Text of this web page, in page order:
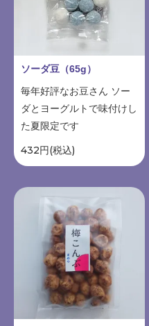
ソーダ豆（65g）
毎年好評なお豆さん ソー
ダとヨーグルトで味付けし
た夏限定です
432円(税込)